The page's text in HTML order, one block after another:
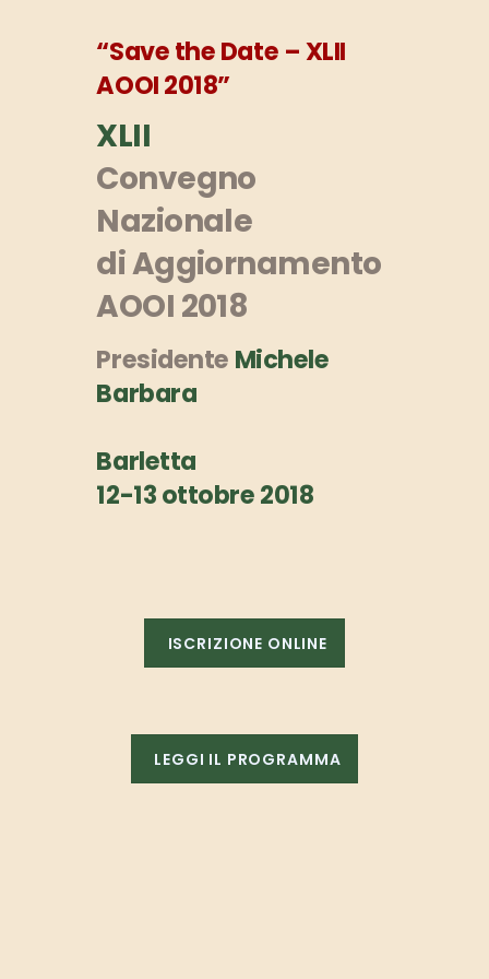
“Save the Date – XLII
AOOI 2018”
XLII
Convegno
Nazionale
di Aggiornamento
AOOI 2018
Presidente Michele
Barbara
Barletta
12-13 ottobre 2018
ISCRIZIONE ONLINE
LEGGI IL PROGRAMMA